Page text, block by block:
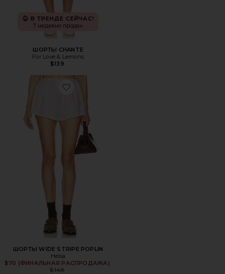
В ТРЕНДЕ СЕЙЧАС!
7 недавно продан
ШОРТЫ CHANTE
For Love & Lemons
$139
Favorite ШОРТЫ WIDE STRIPE POPLIN
ШОРТЫ WIDE STRIPE POPLIN
Helsa
$70 (ФИНАЛЬНАЯ РАСПРОДАЖА)
Previous price:
$148